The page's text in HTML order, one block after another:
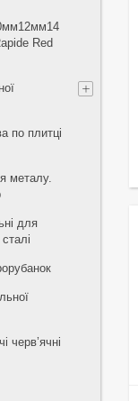
Red
по плитці
металу.
для
черв’ячні